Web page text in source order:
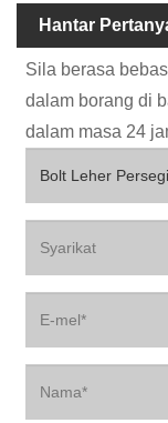
Hantar
Sila berasa
dalam borang di
dalam masa 24